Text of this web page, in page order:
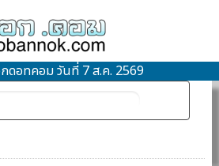
ดอทคอม วันที่ 7 ส.ค. 2569